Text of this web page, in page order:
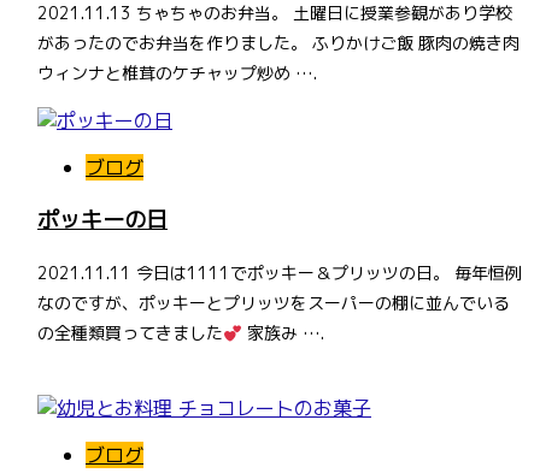
2021.11.13 ちゃちゃのお弁当。 土曜日に授業参観があり学校
があったのでお弁当を作りました。 ふりかけご飯 豚肉の焼き肉
ウィンナと椎茸のケチャップ炒め ….
ブログ
ポッキーの日
2021.11.11 今日は1111でポッキー＆プリッツの日。 毎年恒例
なのですが、ポッキーとプリッツをスーパーの棚に並んでいる
の全種類買ってきました
家族み ….
ブログ